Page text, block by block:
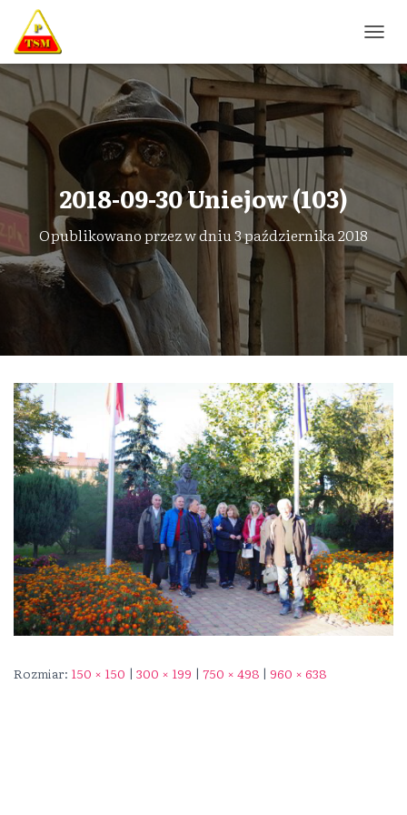
R
Z
Ą
C
Z
A
I
G
C
J
2018-09-30 Uniejow (103)
Opublikowano przezw dniu3 października 2018
Rozmiar: 150 × 150 | 300 × 199 | 750 × 498 | 960 × 638